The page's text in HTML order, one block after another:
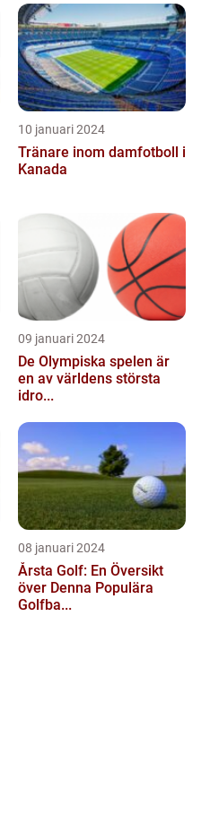
10 januari 2024
Tränare inom damfotboll i
Kanada
09 januari 2024
De Olympiska spelen är
en av världens största
idro...
08 januari 2024
Årsta Golf: En Översikt
över Denna Populära
Golfba...